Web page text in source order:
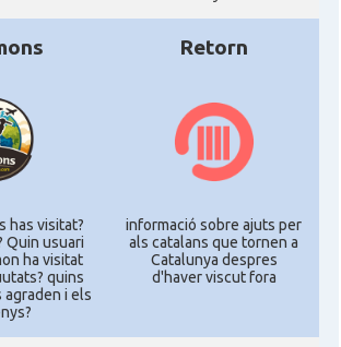
has visitat?
Quin usuari
ha visitat
quins
agraden i els
Retorn
informació sobre ajuts per
als catalans que tornen a
Catalunya despres
d'haver viscut fora